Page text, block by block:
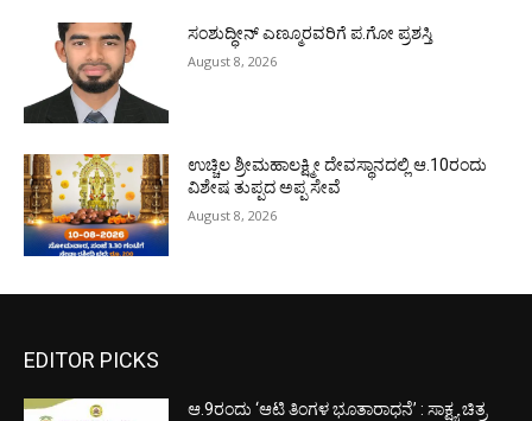
ಸಂಶುದ್ಧೀನ್ ಎಣ್ಮೂರವರಿಗೆ ಪ.ಗೋ ಪ್ರಶಸ್ತಿ
August 8, 2026
ಉಚ್ಚಿಲ ಶ್ರೀಮಹಾಲಕ್ಷ್ಮೀ ದೇವಸ್ಥಾನದಲ್ಲಿ ಆ.10ರಂದು
ವಿಶೇಷ ತುಪ್ಪದ ಅಪ್ಪ ಸೇವೆ
August 8, 2026
EDITOR PICKS
ಆ.9ರಂದು ‘ಆಟಿ ತಿಂಗಳ ಭೂತಾರಾಧನೆ’ : ಸಾಕ್ಷ್ಯ ಚಿತ್ರ